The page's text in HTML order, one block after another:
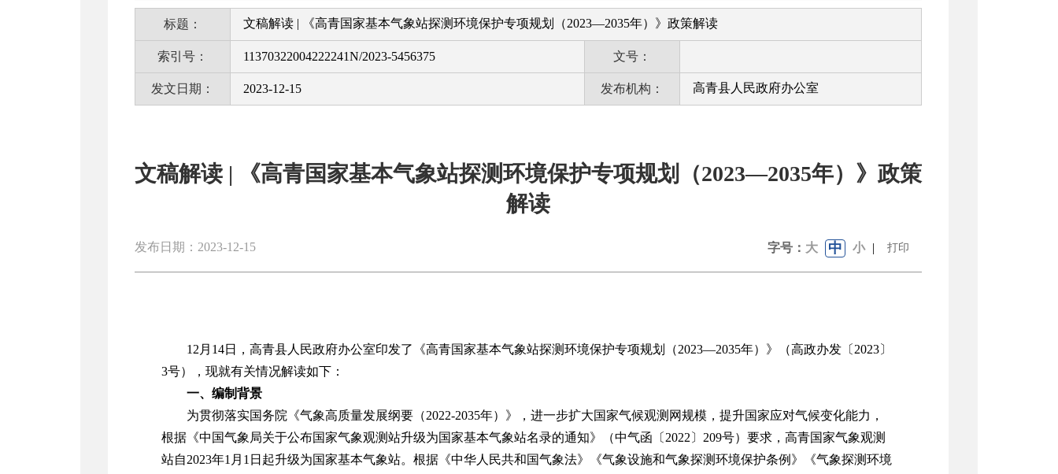
标题： 文稿解读 | 《高青国家基本气象站探测环境保护专项规划（2023—2035年）》政策解读
索引号： 11370322004222241N/2023-5456375 文号：
发文日期： 2023-12-15 发布机构： 高青县人民政府办公室
文稿解读 | 《高青国家基本气象站探测环境保护专项规划（2023—2035年）》政策
解读
发布日期：2023-12-15 字号： 大 中 小 | 打印
12 月 14日，高青县人民政府办公室印发了《高青国家基本气象站探测环境保护专项规划（2023—2035年）》（高政办发〔 2023〕
3号），现就有关情况解读如下：
一、编制背景
为贯彻落实国务院《气象高质量发展纲要（2022-2035年）》，进一步扩大国家气候观测网规模，提升国家应对气候变化能力，
根据《中国气象局关于公布国家气象观测站升级为国家基本气象站名录的通知》（中气函〔 2022 〕 209号）要求，高青国家气象观测
站自2023年1 月 1 日起升级为国家基本气象站。根据《中华人民共和国气象法》《气象设施和气象探测环境保护条例》《气象探测环境